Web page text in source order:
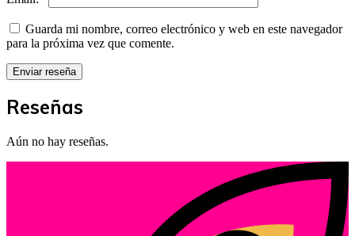
Guarda mi nombre, correo electrónico y web en este navegador
para la próxima vez que comente.
Reseñas
Aún no hay reseñas.